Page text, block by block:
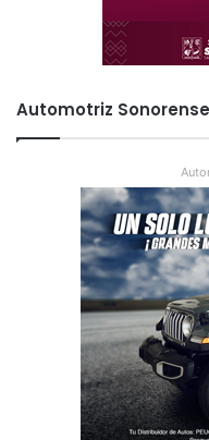
Automotriz Sonorense